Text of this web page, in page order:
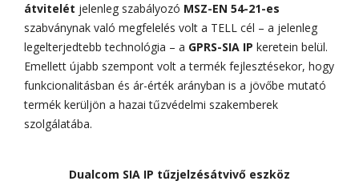
átvitelét jelenleg szabályozó MSZ-EN 54-21-es
szabványnak való megfelelés volt a TELL cél – a jelenleg
legelterjedtebb technológia – a GPRS-SIA IP keretein belül.
Emellett újabb szempont volt a termék fejlesztésekor, hogy
funkcionalitásban és ár-érték arányban is a jövőbe mutató
termék kerüljön a hazai tűzvédelmi szakemberek
szolgálatába.
Dualcom SIA IP tűzjelzésátvivő eszköz